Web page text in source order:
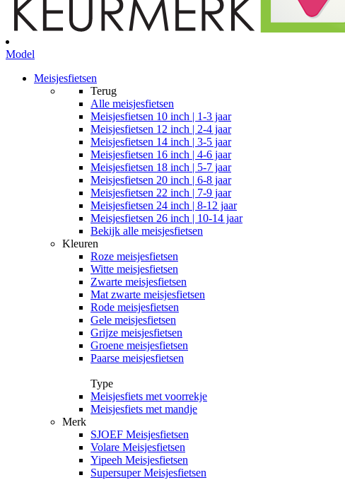
Model
Meisjesfietsen
Terug
Alle meisjesfietsen
Meisjesfietsen 10 inch | 1-3 jaar
Meisjesfietsen 12 inch | 2-4 jaar
Meisjesfietsen 14 inch | 3-5 jaar
Meisjesfietsen 16 inch | 4-6 jaar
Meisjesfietsen 18 inch | 5-7 jaar
Meisjesfietsen 20 inch | 6-8 jaar
Meisjesfietsen 22 inch | 7-9 jaar
Meisjesfietsen 24 inch | 8-12 jaar
Meisjesfietsen 26 inch | 10-14 jaar
Bekijk alle meisjesfietsen
Kleuren
Roze meisjesfietsen
Witte meisjesfietsen
Zwarte meisjesfietsen
Mat zwarte meisjesfietsen
Rode meisjesfietsen
Gele meisjesfietsen
Grijze meisjesfietsen
Groene meisjesfietsen
Paarse meisjesfietsen
Type
Meisjesfiets met voorrekje
Meisjesfiets met mandje
Merk
SJOEF Meisjesfietsen
Volare Meisjesfietsen
Yipeeh Meisjesfietsen
Supersuper Meisjesfietsen